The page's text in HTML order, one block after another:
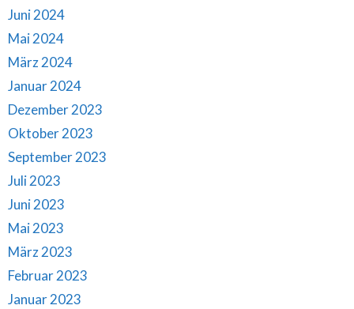
Juni 2024
Mai 2024
März 2024
Januar 2024
Dezember 2023
Oktober 2023
September 2023
Juli 2023
Juni 2023
Mai 2023
März 2023
Februar 2023
Januar 2023